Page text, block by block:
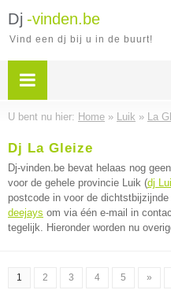
Dj -vinden.be
Vind een dj bij u in de buurt!
U bent nu hier: Home » Luik » La
Dj La Gleize
Dj-vinden.be bevat helaas nog geen
voor de gehele provincie Luik (dj
postcode in voor de
deejays om via één e-mail in
tegelijk. Hieronder worden nu
1 2 3 4 5 »